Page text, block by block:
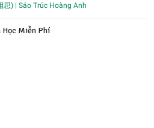
) | Sáo Trúc Hoàng Anh
Học Miễn Phí